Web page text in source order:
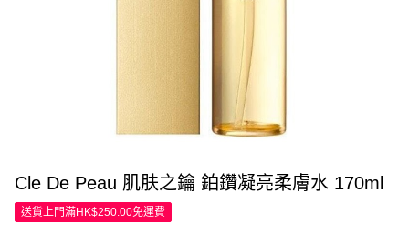
Cle De Peau 肌肤之鑰 鉑鑽凝亮柔膚水 170ml
送貨上門滿HK$250.00免運費